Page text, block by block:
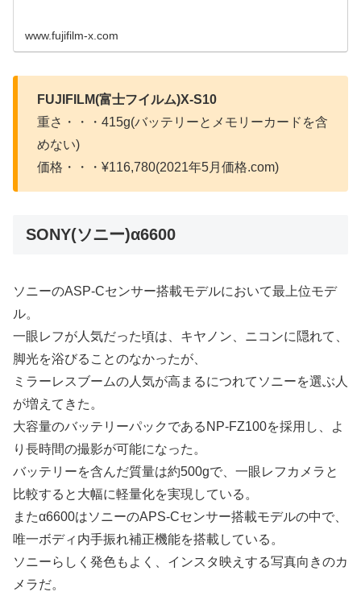
www.fujifilm-x.com
FUJIFILM(富士フイルム)X-S10
重さ・・・415g(バッテリーとメモリーカードを含
めない)
価格・・・¥116,780(2021年5月価格.com)
SONY(ソニー)α6600
ソニーのASP-Cセンサー搭載モデルにおいて最上位モデ
ル。
一眼レフが人気だった頃は、キヤノン、ニコンに隠れて、
脚光を浴びることのなかったが、
ミラーレスブームの人気が高まるにつれてソニーを選ぶ人
が増えてきた。
大容量のバッテリーパックであるNP-FZ100を採用し、よ
り長時間の撮影が可能になった。
バッテリーを含んだ質量は約500gで、一眼レフカメラと
比較すると大幅に軽量化を実現している。
またα6600はソニーのAPS-Cセンサー搭載モデルの中で、
唯一ボディ内手振れ補正機能を搭載している。
ソニーらしく発色もよく、インスタ映えする写真向きのカ
メラだ。